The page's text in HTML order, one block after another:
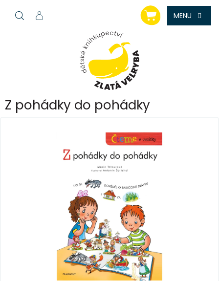
NÁKUPNÍ
KOŠÍK
Z pohádky do pohádky